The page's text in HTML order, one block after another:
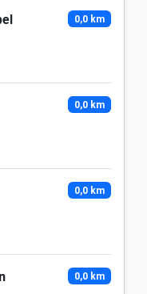
0,0 km
0,0 km
0,0 km
0,0 km